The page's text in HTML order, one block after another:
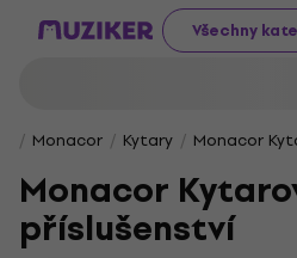
Všechny
Monacor Kytary Monacor
Monacor
příslušenství